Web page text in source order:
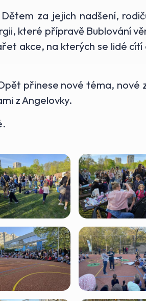
za jejich nadšení,
které přípravě Bublování
akce, na kterých se lidé
přinese nové téma, nové
z Angelovky.